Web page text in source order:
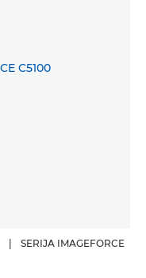
SERIJA IMAGEFORCE